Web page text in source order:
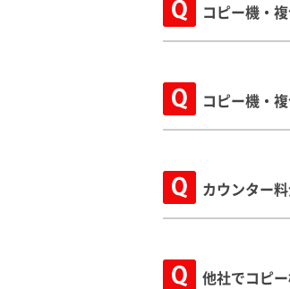
コピー機・
コピー機・
カウンター
他社でコピ